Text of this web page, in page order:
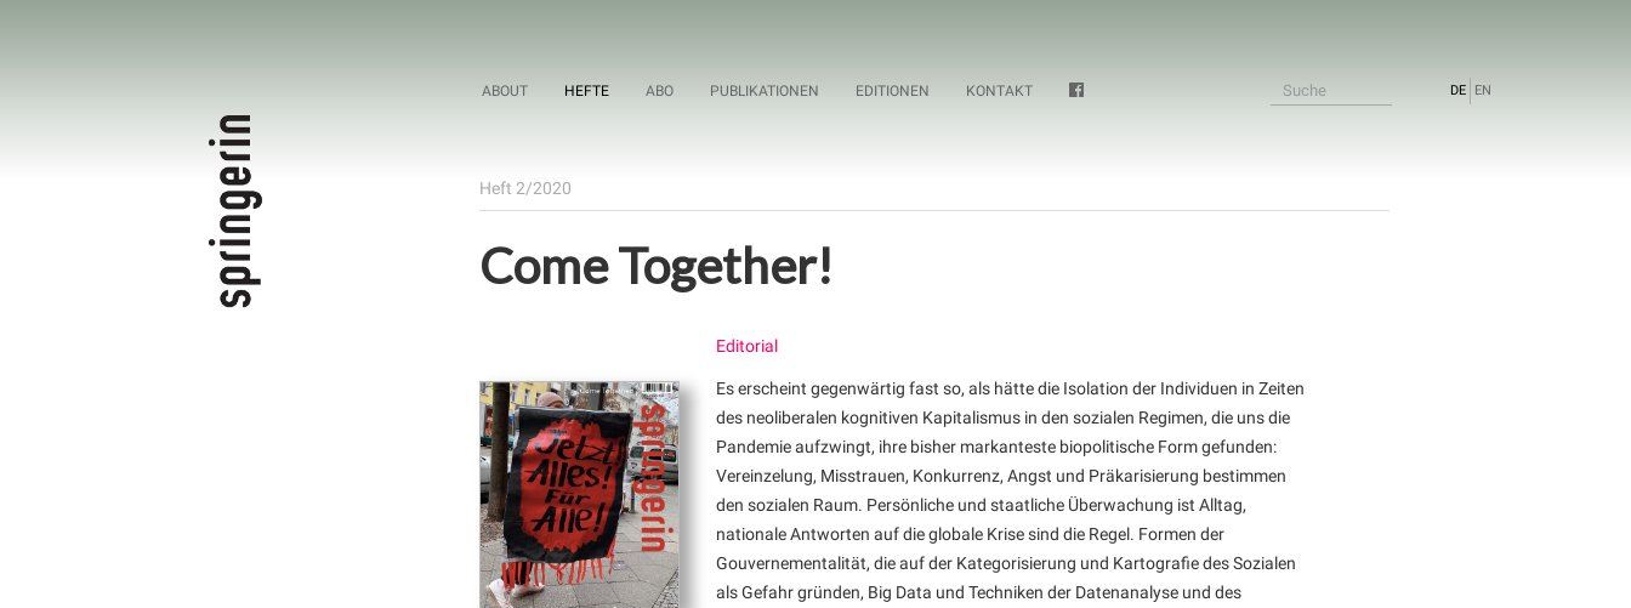
ABOUT HEFTE ABO PUBLIKATIONEN EDITIONEN KONTAKT DE EN
Heft 2/2020
Come Together!
Editorial
Es erscheint gegenwärtig fast so, als hätte die Isolation der Individuen in Zeiten
des neoliberalen kognitiven Kapitalismus in den sozialen Regimen, die uns die
Pandemie aufzwingt, ihre bisher markanteste biopolitische Form gefunden:
Vereinzelung, Misstrauen, Konkurrenz, Angst und Präkarisierung bestimmen
den sozialen Raum. Persönliche und staatliche Überwachung ist Alltag,
nationale Antworten auf die globale Krise sind die Regel. Formen der
Gouvernementalität, die auf der Kategorisierung und Kartografie des Sozialen
als Gefahr gründen, Big Data und Techniken der Datenanalyse und des